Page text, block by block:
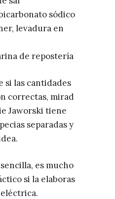
sódico
levadura en
de repostería
si las cantidades
correctas, mirad
Jaworski tiene
separadas y
es mucho
si la elaboras